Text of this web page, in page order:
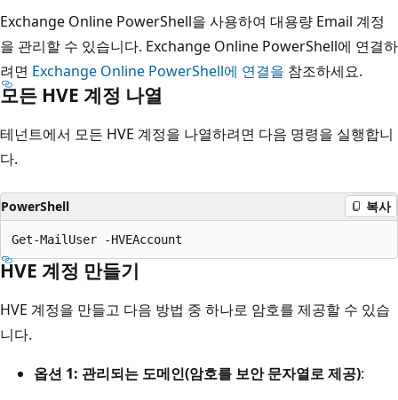
Exchange Online PowerShell을 사용하여 대용량 Email 계정
을 관리할 수 있습니다. Exchange Online PowerShell에 연결하
려면 Exchange Online PowerShell에 연결을 참조하세요.
모든 HVE 계정 나열
테넌트에서 모든 HVE 계정을 나열하려면 다음 명령을 실행합니
다.
PowerShell 복사
HVE 계정 만들기
HVE 계정을 만들고 다음 방법 중 하나로 암호를 제공할 수 있습
니다.
옵션 1: 관리되는 도메인(암호를 보안 문자열로 제공):